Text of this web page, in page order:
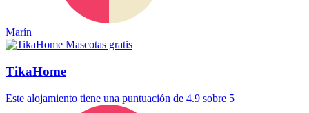
Marín
Mascotas gratis
TikaHome
Este alojamiento tiene una puntuación de 4.9 sobre 5